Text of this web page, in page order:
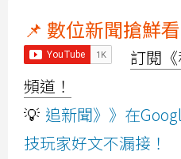
📌 數位新聞搶鮮看
訂閱
頻道！
💡 追新聞》》在
技玩家好文不漏接！